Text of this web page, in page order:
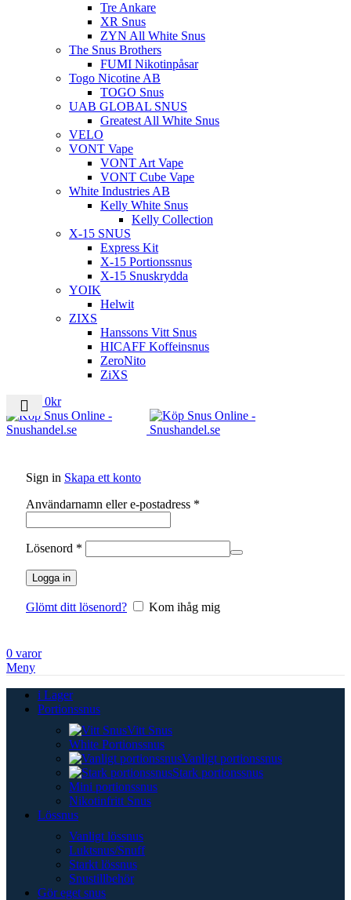
Tre Ankare
XR Snus
ZYN All White Snus
The Snus Brothers
FUMI Nikotinpåsar
Togo Nicotine AB
TOGO Snus
UAB GLOBAL SNUS
Greatest All White Snus
VELO
VONT Vape
VONT Art Vape
VONT Cube Vape
White Industries AB
Kelly White Snus
Kelly Collection
X-15 SNUS
Express Kit
X-15 Portionssnus
X-15 Snuskrydda
YOIK
Helwit
ZIXS
Hanssons Vitt Snus
HICAFF Koffeinsnus
ZeroNito
ZiXS
varor 0kr
Sign in Skapa ett konto
Användarnamn eller e-postadress *
Lösenord *
Logga in
Glömt ditt lösenord? Kom ihåg mig
0 varor
Meny
i Lager
Portionssnus
Vitt Snus
White Portionssnus
Vanligt portionssnus
Stark portionssnus
Mini portionssnus
Nikotinfritt Snus
Lössnus
Vanligt lössnus
Luktsnus/Snuff
Starkt lössnus
Snustillbehör
Gör eget snus